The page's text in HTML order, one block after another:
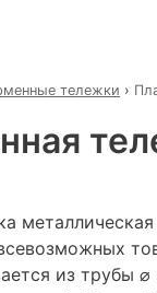
тележки ›
из трубы